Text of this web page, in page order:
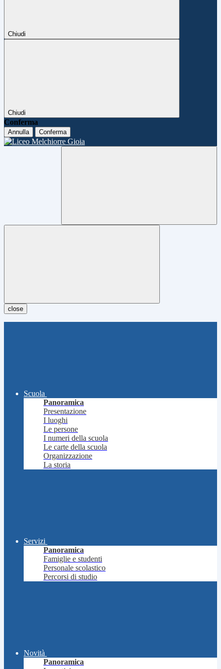
Chiudi
Chiudi
Conferma
Annulla Conferma
close
Scuola
Panoramica
Presentazione
I luoghi
Le persone
I numeri della scuola
Le carte della scuola
Organizzazione
La storia
Servizi
Panoramica
Famiglie e studenti
Personale scolastico
Percorsi di studio
Novità
Panoramica